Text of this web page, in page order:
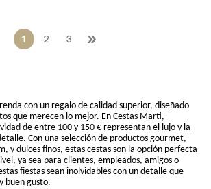
1 2 3 »
con un regalo de calidad superior, diseñado
que merecen lo mejor. En Cestas Marti,
de entre 100 y 150 € representan el lujo y la
Con una selección de productos gourmet,
y dulces finos, estas cestas son la opción perfecta
ya sea para clientes, empleados, amigos o
fiestas sean inolvidables con un detalle que
buen gusto.